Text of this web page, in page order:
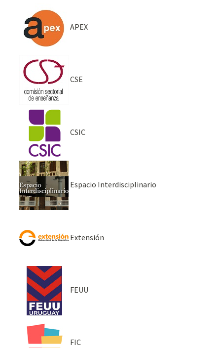
APEX
CSE
CSIC
Espacio Interdisciplinario
Extensión
FEUU
FIC